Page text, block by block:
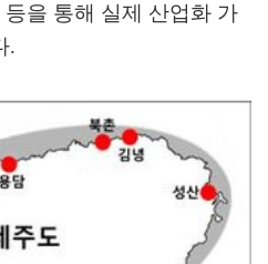
을 통해 실제 산업화 가
.